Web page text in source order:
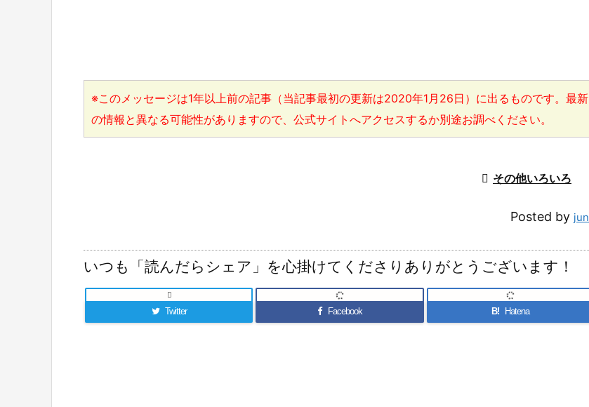
※このメッセージは1年以上前の記事（当記事最初の更新は2020年1月26日）に出るものです。最新
の情報と異なる可能性がありますので、公式サイトへアクセスするか別途お調べください。
 その他いろいろ
Posted by jun
いつも「読んだらシェア」を心掛けてくださりありがとうございます！
Twitter

Facebook B! Hatena